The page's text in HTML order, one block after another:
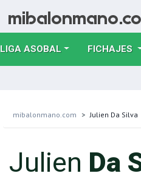
LIGA ASOBAL FICHAJES
mibalonmano.com Julien Da Silva
Julien Da